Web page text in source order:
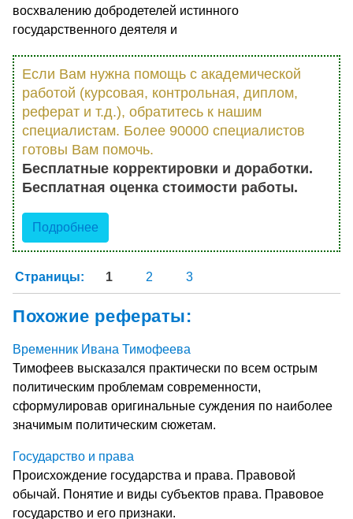
восхвалению добродетелей истинного
государственного деятеля и
Если Вам нужна помощь с академической
работой (курсовая, контрольная, диплом,
реферат и т.д.), обратитесь к нашим
специалистам. Более 90000 специалистов
готовы Вам помочь.
Бесплатные корректировки и доработки.
Бесплатная оценка стоимости работы.
Подробнее
Страницы: 1 2 3
Похожие рефераты:
Временник Ивана Тимофеева
Тимофеев высказался практически по всем острым
политическим проблемам современности,
сформулировав оригинальные суждения по наиболее
значимым политическим сюжетам.
Государство и права
Происхождение государства и права. Правовой
обычай. Понятие и виды субъектов права. Правовое
государство и его признаки.